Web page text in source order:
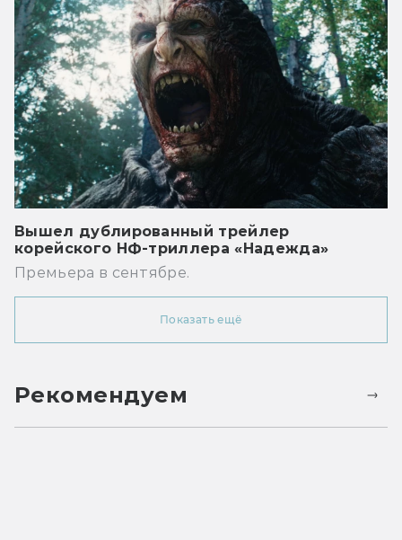
Вышел дублированный трейлер
корейского НФ-триллера «Надежда»
Премьера в сентябре.
Показать ещё
Рекомендуем